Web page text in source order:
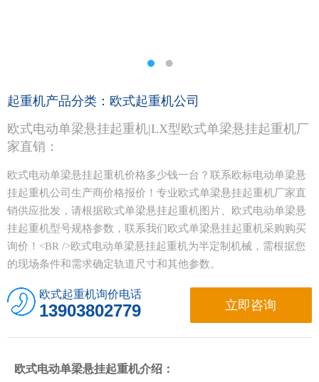
起重机产品分类：欧式起重机公司
欧式电动单梁悬挂起重机|LX型欧式单梁悬挂起重机厂
家直销：
欧式电动单梁悬挂起重机价格多少钱一台？联系欧标电动单梁悬
挂起重机公司生产商价格报价！专业欧式单梁悬挂起重机厂家直
销供应批发，请根据欧式单梁悬挂起重机图片、欧式电动单梁悬
挂起重机型号规格参数，联系我们欧式单梁悬挂起重机采购购买
询价！<BR />欧式电动单梁悬挂起重机为半定制机械，需根据您
的现场条件和需求确定轨道尺寸和其他参数。
欧式起重机询价电话
13903802779 立即咨询
欧式电动单梁悬挂起重机介绍：